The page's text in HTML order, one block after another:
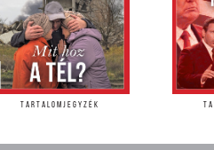
TARTALOMJEGYZÉK